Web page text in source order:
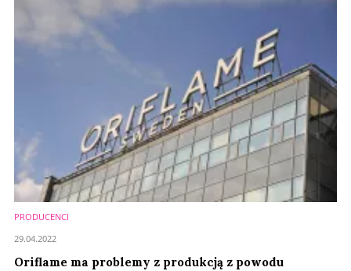
PRODUCENCI
Oriflame ma problemy z produkcją z powodu
29.04.2022